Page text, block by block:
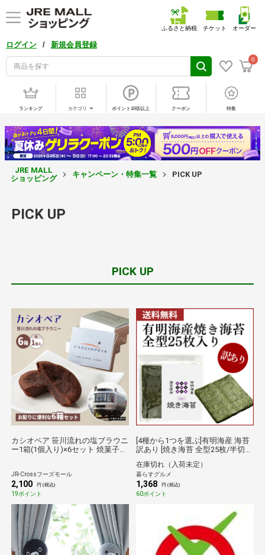
ログイン / 新規会員登録
0
ふるさと納税 チケット オーダー
ランキング カテゴリ ポイント10倍以上 クーポン 特集
JRE MALL
ショッピング
キャンペーン・特集一覧 PICK UP
PICK UP
PICK UP
カシオペア 笹川流れの塩ブラウニ
ー1箱(1個入り)×6セット 焼菓子
チョコ ブラウニー 洋菓子 お
取り寄せグルメ 挨拶 御礼
お菓子 お祝い
JR-Crossフーズモール
2,100 円 (税込)
19ポイント
[4種から1つを選ぶ]有明海産 海苔
訳あり [焼き海苔 全型25枚/半切40
全型20枚から1種] [送料無料]［メ
ール便（代引不可）］【4～5営業
日以内に出荷】
在庫切れ（入荷未定）
暮らすグルメ
1,368 円 (税込)
60ポイント